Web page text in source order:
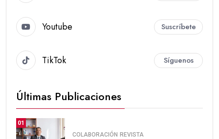
Youtube Suscríbete
TikTok Síguenos
Últimas Publicaciones
01
COLABORACIÓN REVISTA